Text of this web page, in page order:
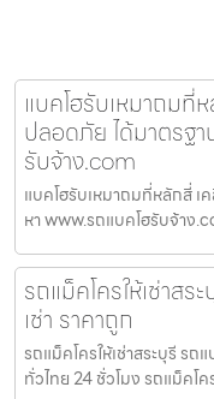
แบคโฮรับเหมาถมที่
ปลอดภัย ได้มาตรฐ
รับจ้าง.com
แบคโฮรับเหมาถมที่หลักสี่ เ
หา www.รถแบคโฮรับจ้าง
รถแม็คโครให้เช่าสร
เช่า ราคาถูก
รถแม็คโครให้เช่าสระบุรี รถ
ทั่วไทย 24 ชั่วโมง รถแม็คโค